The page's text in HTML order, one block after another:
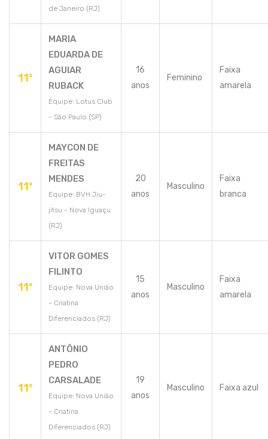
de Janeiro (RJ)
11º
MARIA
EDUARDA DE
AGUIAR
RUBACK
Equipe: Lotus Club
- São Paulo (SP)
16
anos
Feminino
Faixa
amarela
11º
MAYCON DE
FREITAS
MENDES
Equipe: BVH Jiu-
jitsu - Nova Iguaçu
(RJ)
20
anos
Masculino
Faixa
branca
11º
VITOR GOMES
FILINTO
Equipe: Nova União
- Criatina
Diferenciados (RJ)
15
anos
Masculino
Faixa
amarela
11º
ANTÔNIO
PEDRO
CARSALADE
Equipe: Nova União
- Criatina
Diferenciados (RJ)
19
anos
Masculino Faixa azul